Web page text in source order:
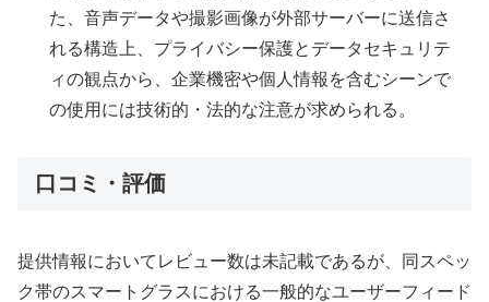
た、音声データや撮影画像が外部サーバーに送信さ
れる構造上、プライバシー保護とデータセキュリテ
ィの観点から、企業機密や個人情報を含むシーンで
の使用には技術的・法的な注意が求められる。
口コミ・評価
提供情報においてレビュー数は未記載であるが、同スペッ
ク帯のスマートグラスにおける一般的なユーザーフィード